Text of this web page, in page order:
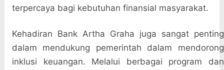
terpercaya bagi kebutuhan finansial masyarakat.
Kehadiran Bank Artha Graha juga sangat penting
dalam mendukung pemerintah dalam mendorong
inklusi keuangan. Melalui berbagai program dan